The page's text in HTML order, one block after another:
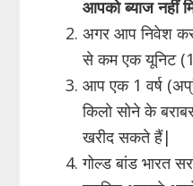
आपको ब्याज नहीं
अगर आप निवेश
से कम एक यूनिट
आप एक 1 वर्ष
किलो सोने के
खरीद सकते हैं|
गोल्ड बांड भारत